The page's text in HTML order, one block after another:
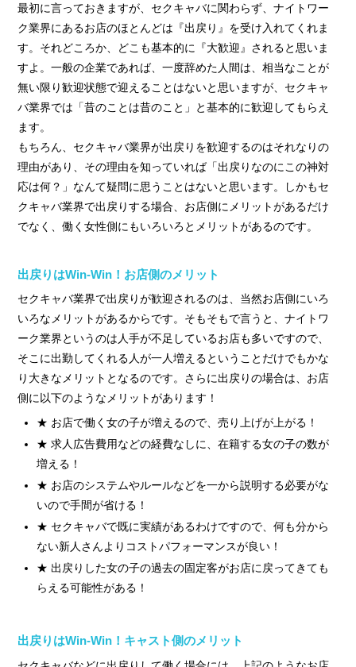
› オンラインヴィヴィッド
› 店舗スタッフ求人
最初に言っておきますが、セクキャバに関わらず、ナイトワー
ク業界にあるお店のほとんどは『出戻り』を受け入れてくれま
す。それどころか、どこも基本的に『大歓迎』されると思いま
すよ。一般の企業であれば、一度辞めた人間は、相当なことが
無い限り歓迎状態で迎えることはないと思いますが、セクキャ
バ業界では「昔のことは昔のこと」と基本的に歓迎してもらえ
ます。
もちろん、セクキャバ業界が出戻りを歓迎するのはそれなりの
理由があり、その理由を知っていれば「出戻りなのにこの神対
応は何？」なんて疑問に思うことはないと思います。しかもセ
クキャバ業界で出戻りする場合、お店側にメリットがあるだけ
でなく、働く女性側にもいろいろとメリットがあるのです。
出戻りはWin-Win！お店側のメリット
セクキャバ業界で出戻りが歓迎されるのは、当然お店側にいろ
いろなメリットがあるからです。そもそもで言うと、ナイトワ
ーク業界というのは人手が不足しているお店も多いですので、
そこに出勤してくれる人が一人増えるということだけでもかな
り大きなメリットとなるのです。さらに出戻りの場合は、お店
側に以下のようなメリットがあります！
★ お店で働く女の子が増えるので、売り上げが上がる！
★ 求人広告費用などの経費なしに、在籍する女の子の数が
増える！
★ お店のシステムやルールなどを一から説明する必要がな
いので手間が省ける！
★ セクキャバで既に実績があるわけですので、何も分から
ない新人さんよりコストパフォーマンスが良い！
★ 出戻りした女の子の過去の固定客がお店に戻ってきても
らえる可能性がある！
出戻りはWin-Win！キャスト側のメリット